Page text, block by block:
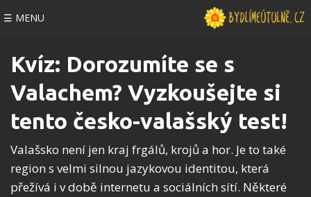
☰ MENU
Kvíz: Dorozumíte se s
Valachem? Vyzkoušejte si
tento česko-valašský test!
Valašsko není jen kraj frgálů, krojů a hor. Je to také
region s velmi silnou jazykovou identitou, která
přežívá i v době internetu a sociálních sítí. Některé